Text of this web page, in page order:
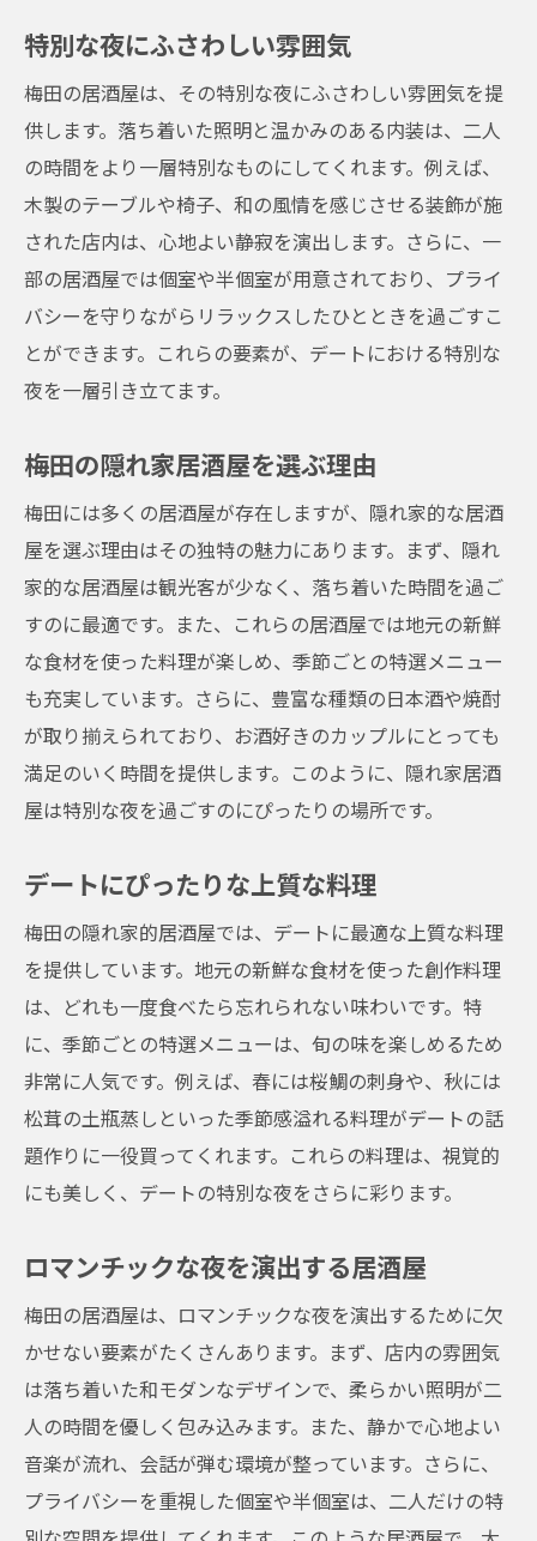
特別な夜にふさわしい雰囲気
梅田の居酒屋は、その特別な夜にふさわしい雰囲気を提
供します。落ち着いた照明と温かみのある内装は、二人
の時間をより一層特別なものにしてくれます。例えば、
木製のテーブルや椅子、和の風情を感じさせる装飾が施
された店内は、心地よい静寂を演出します。さらに、一
部の居酒屋では個室や半個室が用意されており、プライ
バシーを守りながらリラックスしたひとときを過ごすこ
とができます。これらの要素が、デートにおける特別な
夜を一層引き立てます。
梅田の隠れ家居酒屋を選ぶ理由
梅田には多くの居酒屋が存在しますが、隠れ家的な居酒
屋を選ぶ理由はその独特の魅力にあります。まず、隠れ
家的な居酒屋は観光客が少なく、落ち着いた時間を過ご
すのに最適です。また、これらの居酒屋では地元の新鮮
な食材を使った料理が楽しめ、季節ごとの特選メニュー
も充実しています。さらに、豊富な種類の日本酒や焼酎
が取り揃えられており、お酒好きのカップルにとっても
満足のいく時間を提供します。このように、隠れ家居酒
屋は特別な夜を過ごすのにぴったりの場所です。
デートにぴったりな上質な料理
梅田の隠れ家的居酒屋では、デートに最適な上質な料理
を提供しています。地元の新鮮な食材を使った創作料理
は、どれも一度食べたら忘れられない味わいです。特
に、季節ごとの特選メニューは、旬の味を楽しめるため
非常に人気です。例えば、春には桜鯛の刺身や、秋には
松茸の土瓶蒸しといった季節感溢れる料理がデートの話
題作りに一役買ってくれます。これらの料理は、視覚的
にも美しく、デートの特別な夜をさらに彩ります。
ロマンチックな夜を演出する居酒屋
梅田の居酒屋は、ロマンチックな夜を演出するために欠
かせない要素がたくさんあります。まず、店内の雰囲気
は落ち着いた和モダンなデザインで、柔らかい照明が二
人の時間を優しく包み込みます。また、静かで心地よい
音楽が流れ、会話が弾む環境が整っています。さらに、
プライバシーを重視した個室や半個室は、二人だけの特